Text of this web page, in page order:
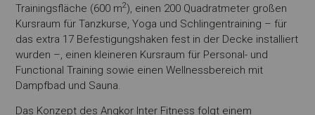
Trainingsfläche (600 m2), einen 200 Quadratmeter großen
Kursraum für Tanzkurse, Yoga und Schlingentraining – für
das extra 17 Befestigungshaken fest in der Decke installiert
wurden –, einen kleineren Kursraum für Personal- und
Functional Training sowie einen Wellnessbereich mit
Dampfbad und Sauna.
Das Konzept des Angkor Inter Fitness folgt einem